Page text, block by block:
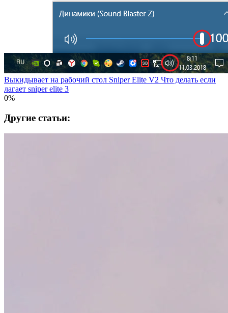
Выкидывает на рабочий стол Sniper Elite V2 Что делать если
лагает sniper elite 3
0%
Другие статьи: